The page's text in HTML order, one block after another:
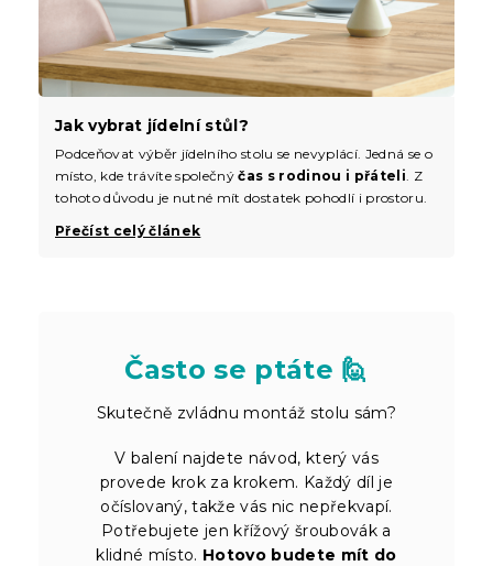
Jak vybrat jídelní stůl?
Podceňovat výběr jídelního stolu se nevyplácí. Jedná se o
místo, kde trávíte společnýčas s rodinou i přáteli . Z
tohoto důvodu je nutné mít dostatek pohodlí i prostoru.
Přečíst celý článek
Často se ptáte 🙋
Skutečně zvládnu montáž stolu sám?
V balení najdete návod, který vás
provede krok za krokem. Každý díl je
očíslovaný, takže vás nic nepřekvapí.
Potřebujete jen křížový šroubovák a
klidné místo. Hotovo budete mít do